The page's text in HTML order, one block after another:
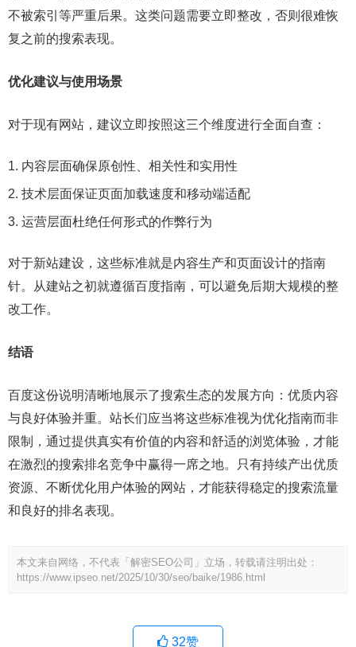
不被索引等严重后果。这类问题需要立即整改，否则很难恢
复之前的搜索表现。
优化建议与使用场景
对于现有网站，建议立即按照这三个维度进行全面自查：
内容层面确保原创性、相关性和实用性
技术层面保证页面加载速度和移动端适配
运营层面杜绝任何形式的作弊行为
对于新站建设，这些标准就是内容生产和页面设计的指南
针。从建站之初就遵循百度指南，可以避免后期大规模的整
改工作。
结语
百度这份说明清晰地展示了搜索生态的发展方向：优质内容
与良好体验并重。站长们应当将这些标准视为优化指南而非
限制，通过提供真实有价值的内容和舒适的浏览体验，才能
在激烈的搜索排名竞争中赢得一席之地。只有持续产出优质
资源、不断优化用户体验的网站，才能获得稳定的搜索流量
和良好的排名表现。
本文来自网络，不代表「解密SEO公司」立场，转载请注明出处：
https://www.ipseo.net/2025/10/30/seo/baike/1986.html
32赞